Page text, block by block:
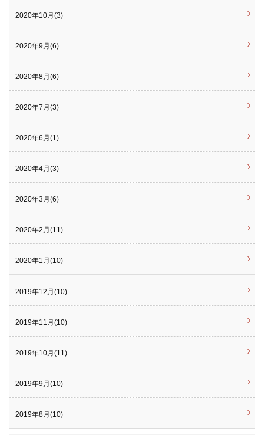
2020年10月(3)
2020年9月(6)
2020年8月(6)
2020年7月(3)
2020年6月(1)
2020年4月(3)
2020年3月(6)
2020年2月(11)
2020年1月(10)
2019年12月(10)
2019年11月(10)
2019年10月(11)
2019年9月(10)
2019年8月(10)